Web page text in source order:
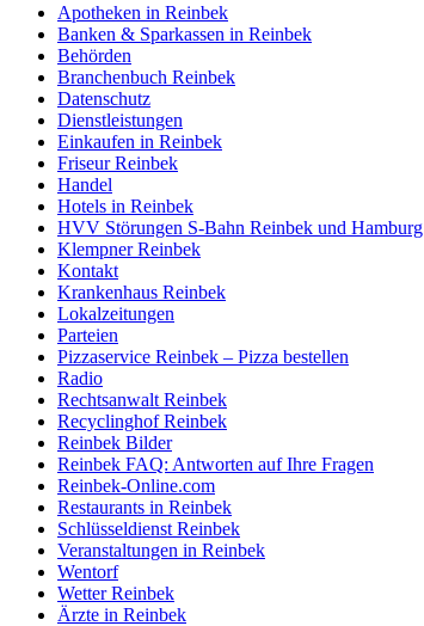
Apotheken in Reinbek
Banken & Sparkassen in Reinbek
Behörden
Branchenbuch Reinbek
Datenschutz
Dienstleistungen
Einkaufen in Reinbek
Friseur Reinbek
Handel
Hotels in Reinbek
HVV Störungen S-Bahn Reinbek und Hamburg
Klempner Reinbek
Kontakt
Krankenhaus Reinbek
Lokalzeitungen
Parteien
Pizzaservice Reinbek – Pizza bestellen
Radio
Rechtsanwalt Reinbek
Recyclinghof Reinbek
Reinbek Bilder
Reinbek FAQ: Antworten auf Ihre Fragen
Reinbek-Online.com
Restaurants in Reinbek
Schlüsseldienst Reinbek
Veranstaltungen in Reinbek
Wentorf
Wetter Reinbek
Ärzte in Reinbek